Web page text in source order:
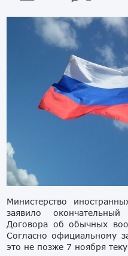
Министерство
заявило
Договора об обычных
Согласно официальному
это не позже 7 ноября